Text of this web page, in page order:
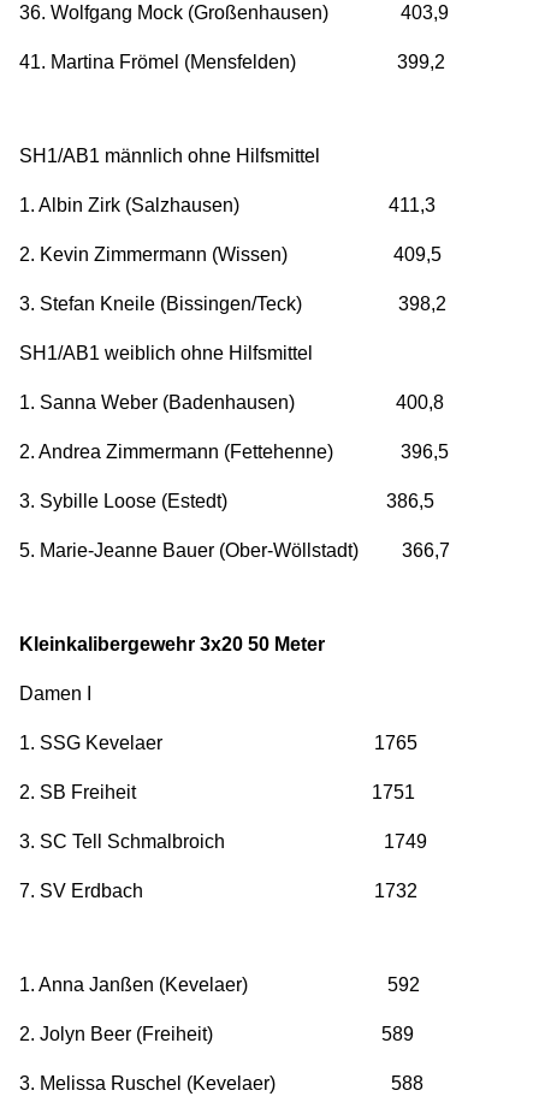
36. Wolfgang Mock (Großenhausen) 403,9
41. Martina Frömel (Mensfelden) 399,2
SH1/AB1 männlich ohne Hilfsmittel
1. Albin Zirk (Salzhausen) 411,3
2. Kevin Zimmermann (Wissen) 409,5
3. Stefan Kneile (Bissingen/Teck) 398,2
SH1/AB1 weiblich ohne Hilfsmittel
1. Sanna Weber (Badenhausen) 400,8
2. Andrea Zimmermann (Fettehenne) 396,5
3. Sybille Loose (Estedt) 386,5
5. Marie-Jeanne Bauer (Ober-Wöllstadt) 366,7
Kleinkalibergewehr 3x20 50 Meter
Damen I
1. SSG Kevelaer 1765
2. SB Freiheit 1751
3. SC Tell Schmalbroich 1749
7. SV Erdbach 1732
1. Anna Janßen (Kevelaer) 592
2. Jolyn Beer (Freiheit) 589
3. Melissa Ruschel (Kevelaer) 588